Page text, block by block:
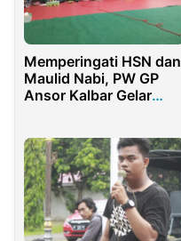
Memperingati HSN dan
Maulid Nabi, PW GP
Ansor Kalbar Gelar